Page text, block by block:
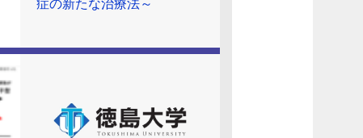
症の新たな治療法～